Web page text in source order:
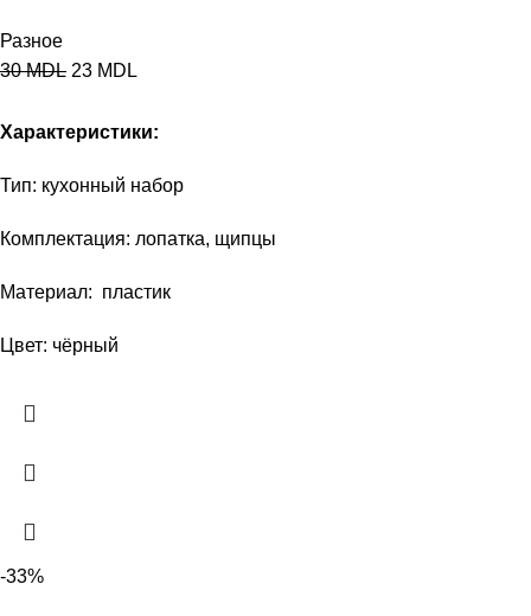
Разное
30MDL 23 MDL
Характеристики:
Тип: кухонный набор
Комплектация: лопатка, щипцы
Материал: пластик
Цвет: чёрный
-33%